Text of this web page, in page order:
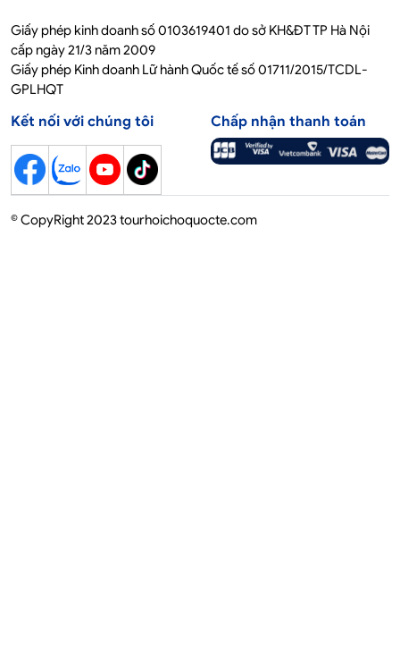
Giấy phép kinh doanh số 0103619401 do sở KH&ĐT TP Hà Nội
cấp ngày 21/3 năm 2009
Giấy phép Kinh doanh Lữ hành Quốc tế số 01711/2015/TCDL-
GPLHQT
Kết nối với chúng tôi Chấp nhận thanh toán
© CopyRight 2023 tourhoichoquocte.com